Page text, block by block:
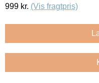
999 kr. (Vis fragtpris)